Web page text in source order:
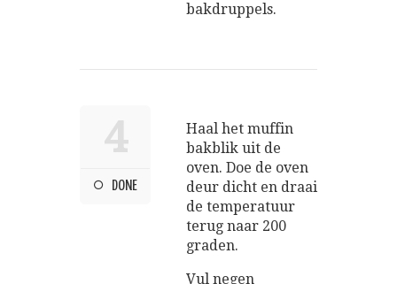
bakdruppels.
4
DONE
Haal het muffin
bakblik uit de
oven. Doe de oven
deur dicht en draai
de temperatuur
terug naar 200
graden.
Vul negen